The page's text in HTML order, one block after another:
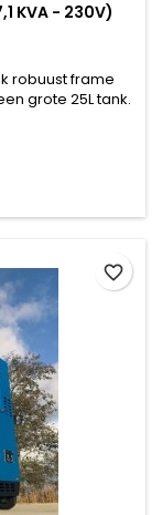
KVA - 230V)
robuust frame
grote 25L tank.
voltage
favorite_border